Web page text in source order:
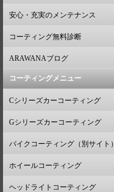
安心・充実のメンテナンス
コーティング無料診断
ARAWANAブログ
コーティングメニュー
Cシリーズカーコーティング
Gシリーズカーコーティング
バイクコーティング（別サイト）
ホイールコーティング
ヘッドライトコーティング